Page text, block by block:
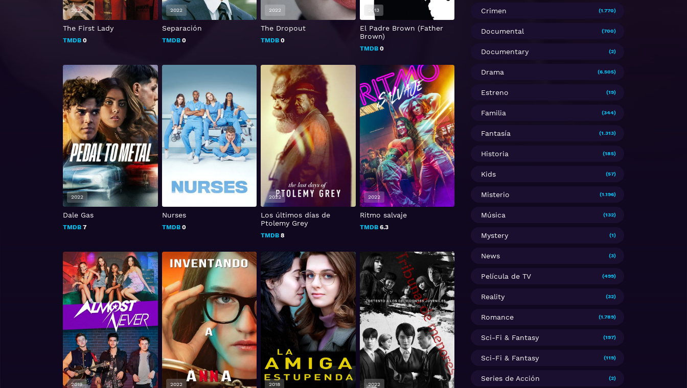
The First Lady
TMDB 0
2022
Separación
TMDB0
2022
The Dropout
TMDB 0
2022
El Padre Brown (Father
Brown)
TMDB0
2013
Dale Gas
TMDB 7
2022
Nurses
TMDB0
Los últimos días de
Ptolemy Grey
TMDB 8
2022
Ritmo salvaje
TMDB6.3
2022
2019 2022 2018 2022
Crimen (1.770)
Documental (700)
Documentary (2)
Drama (6.505)
Estreno (19)
Familia (344)
Fantasía (1.313)
Historia (185)
Kids (57)
Misterio (1.196)
Música (132)
Mystery (1)
News (3)
Película de TV (499)
Reality (32)
Romance (1.789)
Sci-Fi & Fantasy (197)
Sci-Fi & Fantasy (119)
Series de Acción (2)